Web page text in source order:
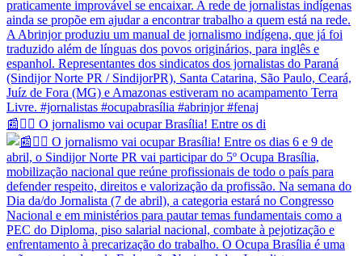
📰✊🏽 O jornalismo vai ocupar Brasília! Entre os di